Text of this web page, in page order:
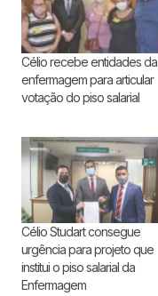
Célio recebe entidades da
enfermagem para articular
votação do piso salarial
Célio Studart consegue
urgência para projeto que
institui o piso salarial da
Enfermagem